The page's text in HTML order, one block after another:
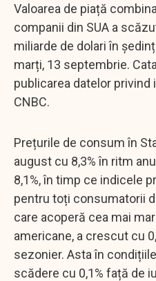
Valoarea de piață
companii din SUA a
miliarde de dolari în
marți, 13 septembrie.
publicarea datelor privind
CNBC.
Prețurile de consum în
august cu 8,3% în ritm
8,1%, în timp ce indicele
pentru toți consumatorii
care acoperă cea mai
americane, a crescut cu
sezonier. Asta în
scădere cu 0,1% față de